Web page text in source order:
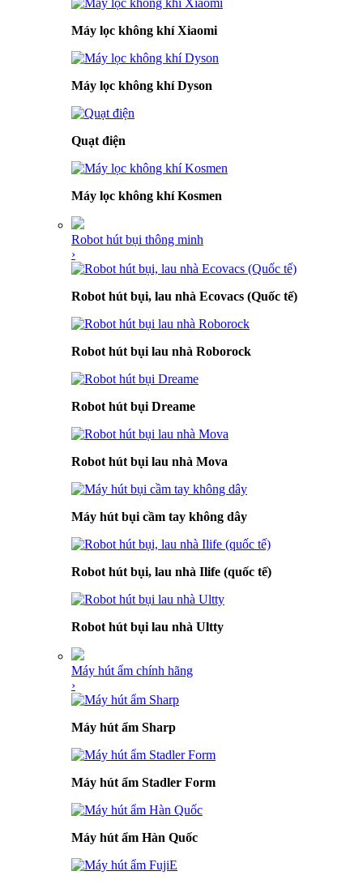
Máy lọc không khí Xiaomi
Máy lọc không khí Dyson
Quạt điện
Máy lọc không khí Kosmen
Robot hút bụi thông minh
›
Robot hút bụi, lau nhà Ecovacs (Quốc tế)
Robot hút bụi lau nhà Roborock
Robot hút bụi Dreame
Robot hút bụi lau nhà Mova
Máy hút bụi cầm tay không dây
Robot hút bụi, lau nhà Ilife (quốc tế)
Robot hút bụi lau nhà Ultty
Máy hút ẩm chính hãng
›
Máy hút ẩm Sharp
Máy hút ẩm Stadler Form
Máy hút ẩm Hàn Quốc